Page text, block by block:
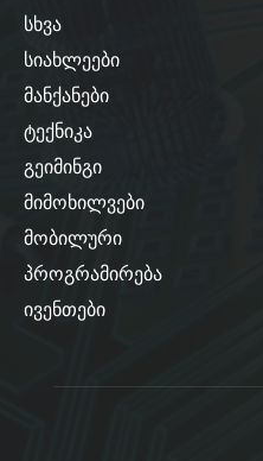
სხვა
სიახლეები
მანქანები
ტექნიკა
გეიმინგი
მიმოხილვები
მობილური
პროგრამირება
ივენთები